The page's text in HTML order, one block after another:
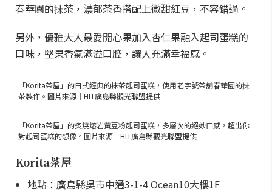
春華園的抺茶，濃郁茶香搭配上微甜紅豆，不容錯過。
另外，優雅大人最愛開心果加入杏仁果融入起司蛋糕的
口味，堅果香氣滿溢口腔，讓人充滿幸福感。
「Korita茶屋」的日式經典的抹茶起司蛋糕，使用老字號茶舖春華園的抺
茶製作。圖片來源｜HIT廣島縣觀光聯盟提供
「Korita茶屋」的炙燒熔岩黃豆粉起司蛋糕，多層次的絕妙口感，超出你
對起司蛋糕的想像。圖片來源｜HIT廣島縣觀光聯盟提供
Korita茶屋
地點：廣島縣吳市中通3-1-4 Ocean10大樓1F